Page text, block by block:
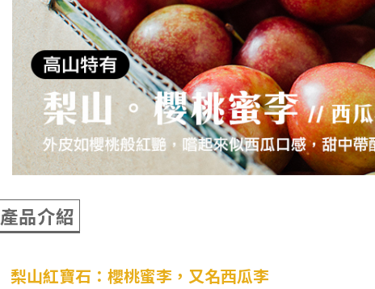
產品介紹
梨山紅寶石：櫻桃蜜李，又名西瓜李